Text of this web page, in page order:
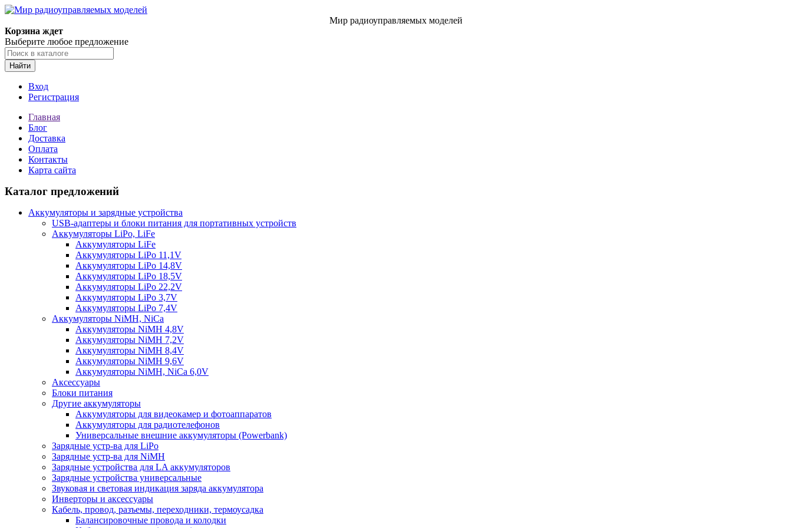
Мир радиоуправляемых моделей
Корзина ждет
Выберите любое предложение
Найти
Вход
Регистрация
Главная
Блог
Доставка
Оплата
Контакты
Карта сайта
Каталог предложений
Аккумуляторы и зарядные устройства
USB-адаптеры и блоки питания для портативных устройств
Аккумуляторы LiPo, LiFe
Аккумуляторы LiFe
Аккумуляторы LiPo 11,1V
Аккумуляторы LiPo 14,8V
Аккумуляторы LiPo 18,5V
Аккумуляторы LiPo 22,2V
Аккумуляторы LiPo 3,7V
Аккумуляторы LiPo 7,4V
Аккумуляторы NiMH, NiCa
Аккумуляторы NiMH 4,8V
Аккумуляторы NiMH 7,2V
Аккумуляторы NiMH 8,4V
Аккумуляторы NiMH 9,6V
Аккумуляторы NiMH, NiCa 6,0V
Аксессуары
Блоки питания
Другие аккумуляторы
Аккумуляторы для видеокамер и фотоаппаратов
Аккумуляторы для радиотелефонов
Универсальные внешние аккумуляторы (Powerbank)
Зарядные устр-ва для LiPo
Зарядные устр-ва для NiMH
Зарядные устройства для LA аккумуляторов
Зарядные устройства универсальные
Звуковая и световая индикация заряда аккумулятора
Инверторы и аксессуары
Кабель, провод, разъемы, переходники, термоусадка
Балансировочные провода и колодки